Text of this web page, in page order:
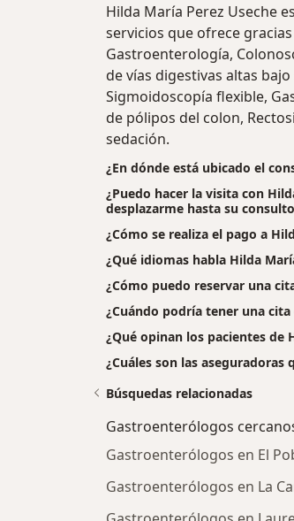
Hilda María Perez Useche
servicios que ofrece
Gastroenterología,
de vías digestivas altas
Sigmoidoscopía flexible,
de pólipos del colon,
sedación.
¿En dónde está ubicado el
¿Puedo hacer la visita con
desplazarme hasta su
¿Cómo se realiza el pago a
¿Qué idiomas habla Hilda
¿Cómo puedo reservar una
¿Cuándo podría tener una
¿Qué opinan los pacientes de
¿Cuáles son las aseguradoras
Búsquedas relacionadas
Gastroenterólogos
Gastroenterólogos en El
Gastroenterólogos en La